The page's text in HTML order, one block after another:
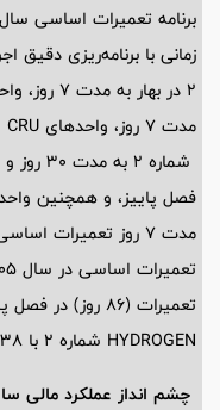
مدت 7 روز تعمیرات
تعمیرات (86
HYDROGEN شماره 2 با 38 روز طولانی‌ترین دوره تعمیرات را دارد.
چشم انداز عملکرد مالی سال